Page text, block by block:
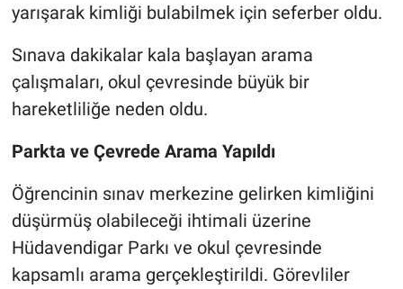
yarışarak kimliği bulabilmek için seferber oldu.
Sınava dakikalar kala başlayan arama
çalışmaları, okul çevresinde büyük bir
hareketliliğe neden oldu.
Parkta ve Çevrede Arama Yapıldı
Öğrencinin sınav merkezine gelirken kimliğini
düşürmüş olabileceği ihtimali üzerine
Hüdavendigar Parkı ve okul çevresinde
kapsamlı arama gerçekleştirildi. Görevliler